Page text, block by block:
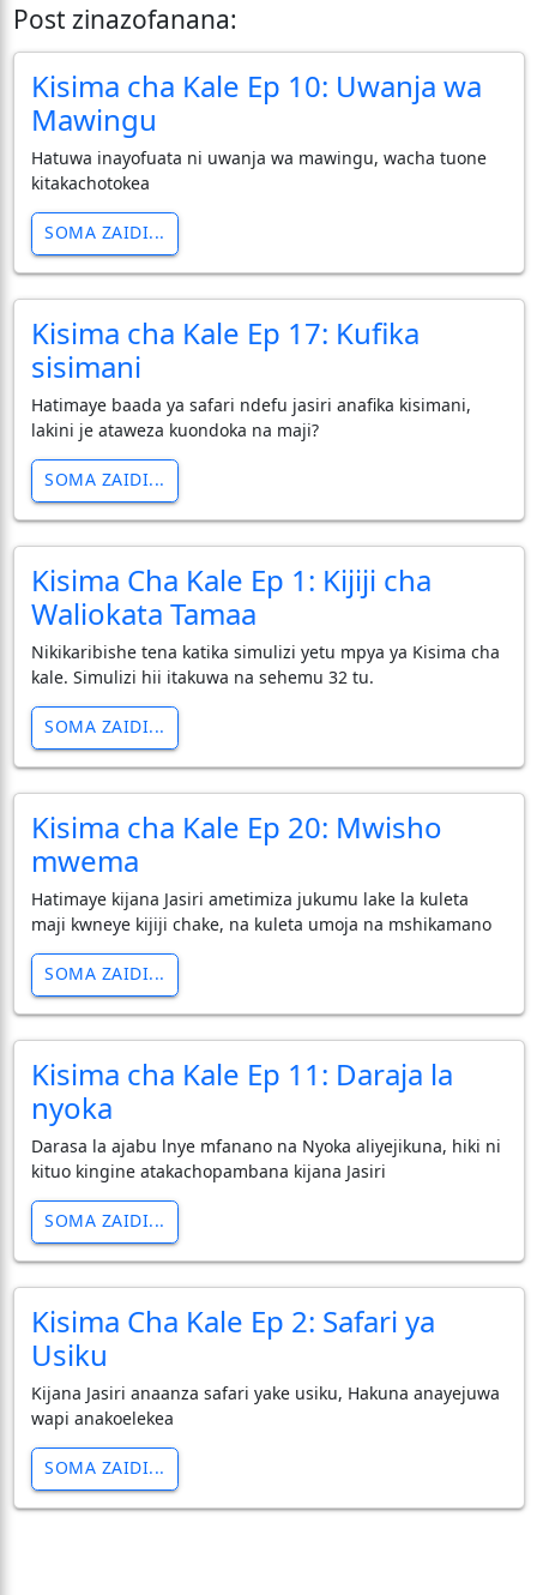
Post zinazofanana:
Kisima cha Kale Ep 10: Uwanja wa
Mawingu
Hatuwa inayofuata ni uwanja wa mawingu, wacha tuone
kitakachotokea
SOMA ZAIDI...
Kisima cha Kale Ep 17: Kufika
sisimani
Hatimaye baada ya safari ndefu jasiri anafika kisimani,
lakini je ataweza kuondoka na maji?
SOMA ZAIDI...
Kisima Cha Kale Ep 1: Kijiji cha
Waliokata Tamaa
Nikikaribishe tena katika simulizi yetu mpya ya Kisima cha
kale. Simulizi hii itakuwa na sehemu 32 tu.
SOMA ZAIDI...
Kisima cha Kale Ep 20: Mwisho
mwema
Hatimaye kijana Jasiri ametimiza jukumu lake la kuleta
maji kwneye kijiji chake, na kuleta umoja na mshikamano
SOMA ZAIDI...
Kisima cha Kale Ep 11: Daraja la
nyoka
Darasa la ajabu lnye mfanano na Nyoka aliyejikuna, hiki ni
kituo kingine atakachopambana kijana Jasiri
SOMA ZAIDI...
Kisima Cha Kale Ep 2: Safari ya
Usiku
Kijana Jasiri anaanza safari yake usiku, Hakuna anayejuwa
wapi anakoelekea
SOMA ZAIDI...